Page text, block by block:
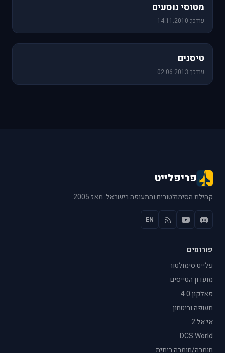
מטוסי נוסעים
עודכן: 14.11.2010
טיסנים
עודכן: 02.06.2013
פריפלייט
קהילת הסימולטורים והתעופה בישראל. מאז 2005.
EN
פורומים
פלייט סימולטור
מועדון הטייסים
פאלקון 4.0
תעופה וביטחון
אי אל 2
DCS World
חומרה/חומרה ביתית